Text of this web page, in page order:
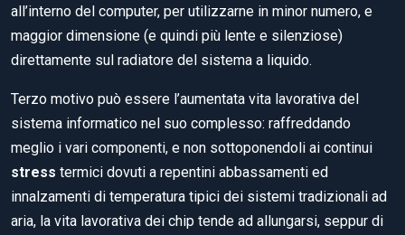
all’interno del computer, per utilizzarne in minor numero, e
maggior dimensione (e quindi più lente e silenziose)
direttamente sul radiatore del sistema a liquido.
Terzo motivo può essere l’aumentata vita lavorativa del
sistema informatico nel suo complesso: raffreddando
meglio i vari componenti, e non sottoponendoli ai continui
stress termici dovuti a repentini abbassamenti ed
innalzamenti di temperatura tipici dei sistemi tradizionali ad
aria, la vita lavorativa dei chip tende ad allungarsi, seppur di